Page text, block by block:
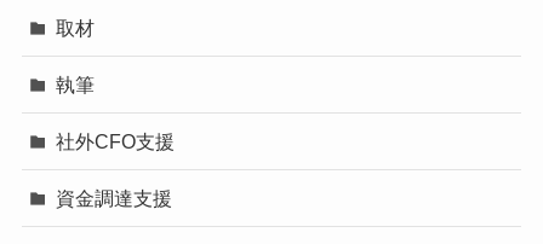
取材
執筆
社外CFO支援
資金調達支援